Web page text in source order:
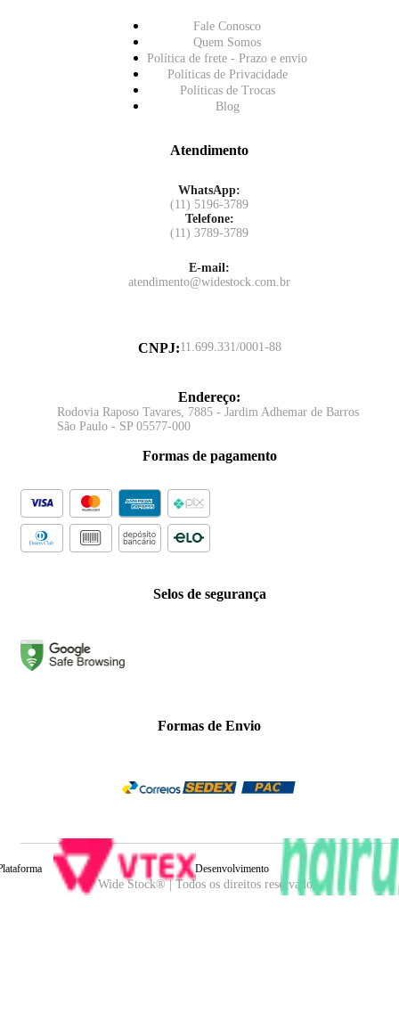
Fale Conosco
Quem Somos
Política de frete - Prazo e envio
Políticas de Privacidade
Políticas de Trocas
Blog
Atendimento
WhatsApp:
(11) 5196-3789
Telefone:
(11) 3789-3789
E-mail:
atendimento@widestock.com.br
CNPJ:11.699.331/0001-88
Endereço:
Rodovia Raposo Tavares, 7885 - Jardim Adhemar de Barros
São Paulo - SP 05577-000
Formas de pagamento
Selos de segurança
Formas de Envio
Wide Stock® | Todos os direitos reservados.
Desenvolvimento